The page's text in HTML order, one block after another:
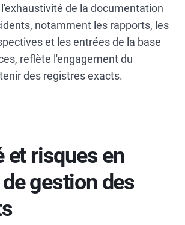
de la documentation
notamment les rapports, les
et les entrées de la base
reflète l'engagement du
des registres exacts.
et risques en
gestion des